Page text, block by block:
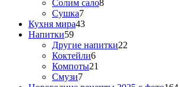
Солим сало8
Сушка7
Кухня мира43
Напитки59
Другие напитки22
Коктейли6
Компоты21
Смузи7